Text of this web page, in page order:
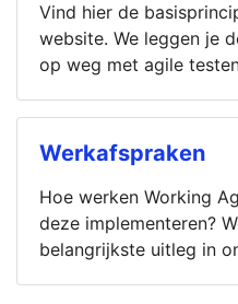
Vind hier de
website. We leggen je
op weg met agile
Werkafspraken
Hoe werken Working
deze implementeren?
belangrijkste uitleg in